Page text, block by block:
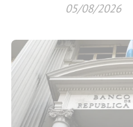
05/08/2026